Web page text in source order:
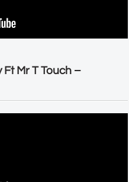
Mr T Touch –